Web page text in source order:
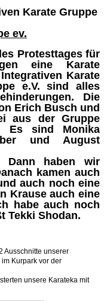
Karate Gruppe
ev.
Protesttages für
eine Karate
Karate
e.V. sind alles
Die
Erich Busch und
aus der Gruppe
Es sind Monika
und August
Dann haben wir
kamen auch
auch noch eine
Krause auch eine
habe auch noch
Tekki Shodan.
Ausschnitte unserer
Kurpark vor der
unsere Karateka mit